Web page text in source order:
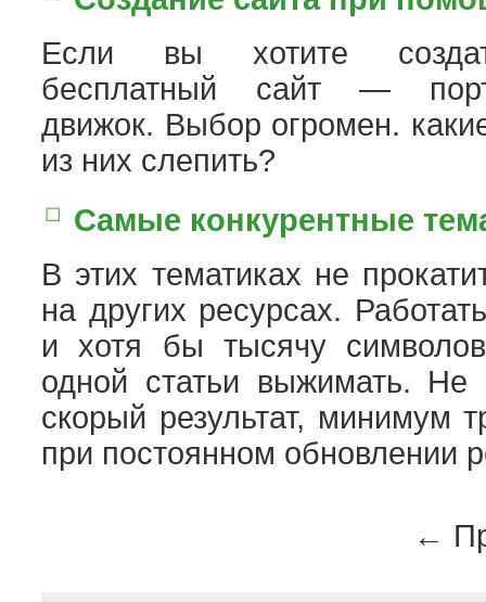
Если вы хотите
бесплатный сайт —
движок. Выбор огромен.
из них слепить?
Самые конкурентные
В этих тематиках не
на других ресурсах.
и хотя бы тысячу
одной статьи выжимать. Не
скорый результат, минимум
при постоянном обновлении
←